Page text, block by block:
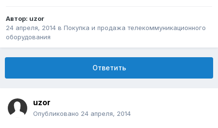
Автор: uzor
24 апреля, 2014 в Покупка и продажа телекоммуникационного
оборудования
Ответить
uzor
Опубликовано 24 апреля, 2014